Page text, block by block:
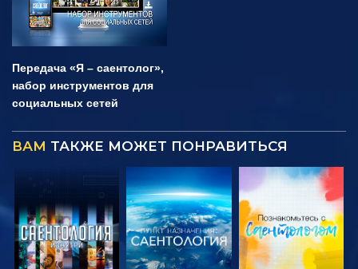
Передача «Я – саентолог»,
набор инструментов для
социальных сетей
ВАМ ТАКЖЕ МОЖЕТ ПОНРАВИТЬСЯ